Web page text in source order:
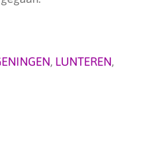
, LUNTEREN,